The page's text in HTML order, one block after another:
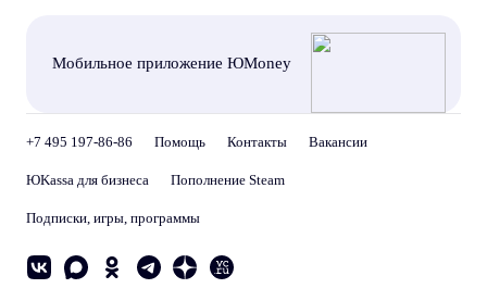
Мобильное приложение ЮMoney
+7 495 197-86-86 Помощь Контакты Вакансии
ЮKassa для бизнеса Пополнение Steam
Подписки, игры, программы